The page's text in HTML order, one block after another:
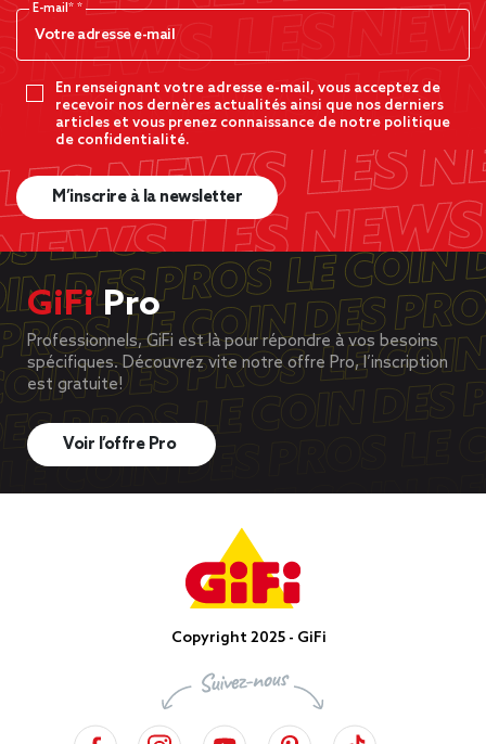
E-mail*
En renseignant votre adresse e-mail, vous acceptez de
recevoir nos dernères actualités ainsi que nos derniers
articles et vous prenez connaissance de notre politique
de confidentialité.
M’inscrire à la newsletter
GiFiPro
Professionnels, GiFi est là pour répondre à vos besoins
spécifiques. Découvrez vite notre offre Pro, l’inscription
est gratuite!
Voir l’offre Pro
Copyright 2025 - GiFi